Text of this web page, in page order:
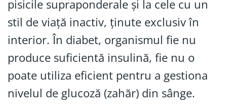
pisicile supraponderale și la cele cu un
stil de viață inactiv, ținute exclusiv în
interior. În diabet, organismul fie nu
produce suficientă insulină, fie nu o
poate utiliza eficient pentru a gestiona
nivelul de glucoză (zahăr) din sânge.